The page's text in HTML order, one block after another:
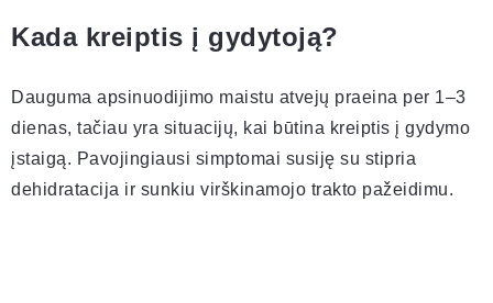
Kada kreiptis į gydytoją?
Dauguma apsinuodijimo maistu atvejų praeina per 1–3
dienas, tačiau yra situacijų, kai būtina kreiptis į gydymo
įstaigą. Pavojingiausi simptomai susiję su stipria
dehidratacija ir sunkiu virškinamojo trakto pažeidimu.